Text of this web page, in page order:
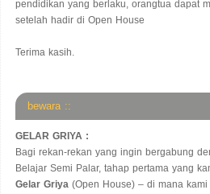
pendidikan yang berlaku, orangtua dapat
setelah hadir di Open House
Terima kasih.
bewara ::
GELAR GRIYA :
Bagi rekan-rekan yang ingin bergabung
Belajar Semi Palar, tahap pertama yang
Gelar Griya (Open House) – di mana